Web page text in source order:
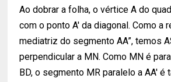
Ao dobrar a folha, o vértice A do
com o ponto A' da diagonal. Como a
mediatriz do segmento AA”, temos
perpendicular a MN. Como MN é
BD, o segmento MR paralelo a AA' é